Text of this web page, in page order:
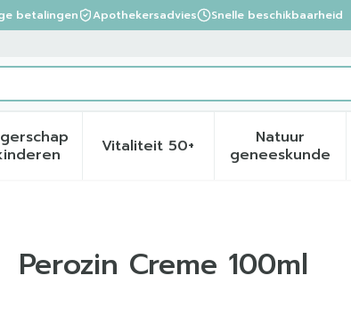
betalingen Apothekersadvies Snelle beschikbaarheid
en hygiëne categorie
Dieet, voeding en vitamines categorie
Toon submenu voor Zwangerschap en
Vitaliteit 50+Toon submenu voor
Natuur
geneeskunde
Toon
Perozin Creme 100ml